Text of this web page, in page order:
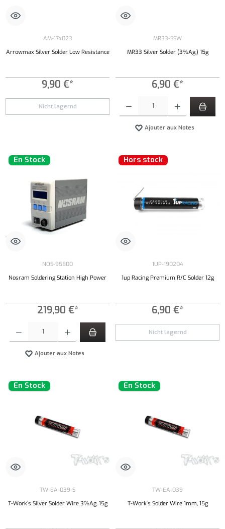
AM-174023
Arrowmax Silver Solder Low Resistance
9,90 €*
Nicht lagernd
MR33-SSW
MR33 Silver Solder (3%Ag.) 15g
6,90 €*
Ajouter aux Notes
En Stock
NOS-95800
Nosram Soldering Station High Power
219,90 €*
Quantité de produit : Entrez la quantité souhaitée ou utilisez les boutons pour augmenter
Ajouter aux Notes
Hors stock
1UP-190204
1up Racing Premium R/C Solder 12g
6,90 €*
Nicht lagernd
En Stock
TW-EA-039-S
T-Work´s Silver Solder Wire 3%Ag. 15g
En Stock
TW-EA-039
T-Work´s Solder Wire 1mm, 15g